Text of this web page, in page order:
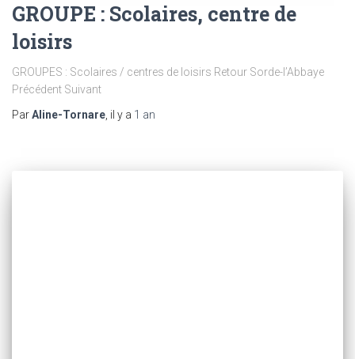
GROUPE : Scolaires, centre de
loisirs
GROUPES : Scolaires / centres de loisirs Retour Sorde-l’Abbaye
Précédent Suivant
ParAline-Tornare, il y a 1 an